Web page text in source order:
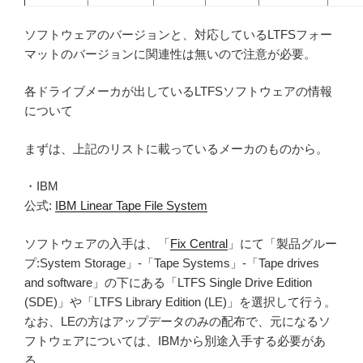
ソフトウェアのバージョンと、対応しているLTFSフォー
マットのバージョンに関連性は無いので注意が必要。
各ドライブメーカが出しているLTFSソフトウェアの情報
について
まずは、上記のリストに載っているメーカのものから。
・IBM
公式: IBM Linear Tape File System
ソフトウェアの入手は、「Fix Central 」にて「製品グルー
プ:System Storage」-「Tape Systems」-「Tape drives
and software」の下にある「LTFS Single Drive Edition
(SDE)」や「LTFS Library Edition (LE)」を選択して行う。
なお、LEの方はアップデータのみの配布で、元になるソ
フトウェアについては、IBMから別途入手する必要があ
る。